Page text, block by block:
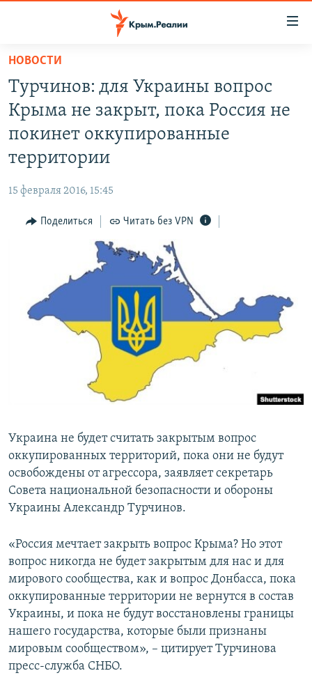
Вернуться
основному
содержанию
Вернутся
главной
Вернутся
поиску
СПЕЦПРОЕКТЫ
ВОДА
ИНТЕРАКТИВ
ИНФОГРАФИКА
ТЕЛЕПРОЕКТ КРЫМ.РЕАЛИИ
СОВЕТЫ ПРАВОЗАЩИТНИКОВ
ПРОПАВШИЕ БЕЗ ВЕСТИ
ПОБЕДИТЕЛЕЙ НЕ СУДЯТ?
КРЫМ.НЕПОКОРЕННЫЙ
УКРАИНСКАЯ ПРОБЛЕМА КРЫМА
РАДІО СВОБОДА
КАК ОБОЙТИ БЛОКИРОВКУ
Qırımtatar
ПРИСОЕДИНЯЙТЕСЬ!
НОВОСТИ
Турчинов: для Украины вопрос
Крыма не закрыт, пока Россия не
покинет оккупированные
территории
15 февраля 2016, 15:45
Поделиться Читать без VPN
Украина не будет считать закрытым вопрос
оккупированных территорий, пока они не будут
освобождены от агрессора, заявляет секретарь
Совета национальной безопасности и обороны
Украины Александр Турчинов.
«Россия мечтает закрыть вопрос Крыма? Но этот
вопрос никогда не будет закрытым для нас и для
мирового сообщества, как и вопрос Донбасса, пока
оккупированные территории не вернутся в состав
Украины, и пока не будут восстановлены границы
нашего государства, которые были признаны
мировым сообществом», – цитирует Турчинова
пресс-служба СНБО.